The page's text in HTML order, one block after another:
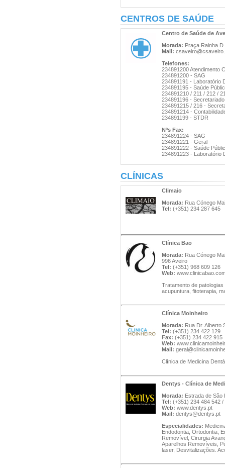
CENTROS DE SAÚDE
Centro de Saúde de
Morada: Praça Rainha
Mail:
Telefones:
234891200 Atendimento
234891200 - SAG
234891191 - Laboratório
234891195 - Saúde
234891210 / 211 / 212 /
234891196 -
234891215 / 216 -
234891214 -
234891199 - STDR
Nºs Fax:
234891224 - SAG
234891221 - Geral
234891222 - Saúde
234891223 - Laboratório
CLÍNICAS
Climaio
Morada: Rua Cónego
Tel: (+351) 234 287 645
Clínica Bao
Morada: Rua Cónego
996 Aveiro
Tel: (+351) 968 609 126
Web:
Tratamento de
acupuntura, fitoterapia,
Clínica Moinheiro
Morada: Rua Dr. Alberto
Tel: (+351) 234 422 129
Fax: (+351) 234 422 915
Web:
Mail:
Clínica de Medicina
Dentys - Clínica de
Morada: Estrada de São
Tel: (+351) 234 484 542
Web: www.dentys.pt
Mail: dentys@dentys.pt
Especialidades:
Endodontia, Ortodontia,
Removível, Cirurgia
Aparelhos Removíveis,
laser, Desvitalizações.